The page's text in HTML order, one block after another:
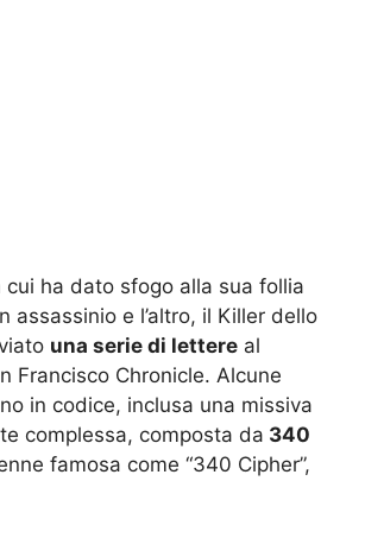
cui ha dato sfogo alla sua follia
assassinio e l’altro, il Killer dello
una serie di lettere al
Francisco Chronicle. Alcune
in codice, inclusa una missiva
complessa, composta da 340
famosa come “340 Cipher”,